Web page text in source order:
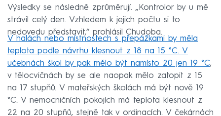
Výsledky se následně zprůměrují. „Kontrolor by u mě
strávil celý den. Vzhledem k jejich počtu si to
nedovedu představit,“ prohlásil Chudoba.
V halách nebo místnostech s přepážkami by měla
teplota podle návrhu klesnout z 18 na 15 °C. V
učebnách škol by pak mělo být namísto 20 jen 19 °C,
v tělocvičnách by se ale naopak mělo zatopit z 15
na 17 stupňů. V mateřských školách má být nově 19
°C. V nemocničních pokojích má teplota klesnout z
22 na 20 stupňů, stejně tak v ordinacích. V čekárnách